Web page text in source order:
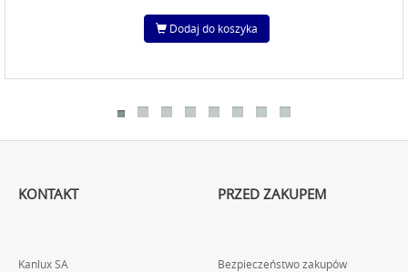
Dodaj do koszyka
KONTAKT
Kanlux SA
PRZED ZAKUPEM
Bezpieczeństwo zakupów